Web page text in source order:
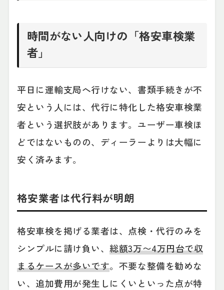
時間がない人向けの「格安車検業
者」
平日に運輸支局へ行けない、書類手続きが不
安という人には、代行に特化した格安車検業
者という選択肢があります。ユーザー車検ほ
どではないものの、ディーラーよりは大幅に
安く済みます。
格安業者は代行料が明朗
格安車検を掲げる業者は、点検・代行のみを
シンプルに請け負い、総額3万〜4万円台で収
まるケースが多いです。不要な整備を勧めな
い、追加費用が発生しにくいといった点が特